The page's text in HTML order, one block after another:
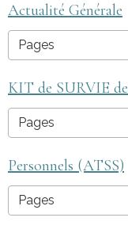
Actualité Générale
KIT de SURVIE
Personnels (ATSS)